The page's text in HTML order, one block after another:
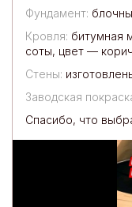
Фундамент:
Кровля: битумная
соты, цвет —
Стены:
Заводская
Спасибо, что